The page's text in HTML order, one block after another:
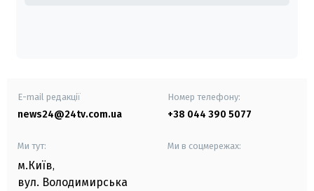
E-mail редакції
news24@24tv.com.ua
Номер телефону:
+38 044 390 5077
Ми тут:
м.Київ,
вул. Володимирська
Ми в соцмережах: